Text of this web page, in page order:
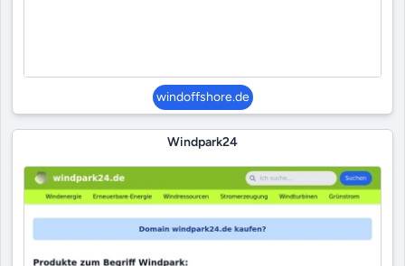
windoffshore.de
Windpark24